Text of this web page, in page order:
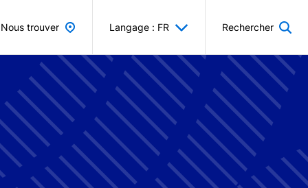
Nous trouver Langage : FR Rechercher